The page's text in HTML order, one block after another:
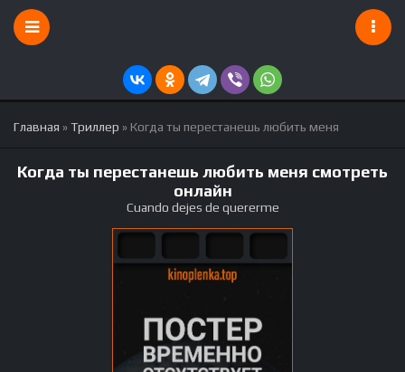
Главная »Триллер » Когда ты перестанешь любить меня
Когда ты перестанешь любить меня смотреть
онлайн
Cuando dejes de quererme